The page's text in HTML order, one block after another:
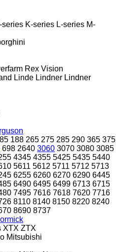
series K-series L-series M-
Rex Vision
Linde Lindner Lindner
188 265 275 285 290 365 375
698 2640 3060 3070 3080 3085
4345 4355 5425 5435 5440
5611 5612 5711 5712 5713
6255 6260 6270 6290 6445
6490 6495 6499 6713 6715
7495 7616 7618 7620 7716
8110 8140 8150 8220 8240
8690 8737
XTX ZTX
Mitsubishi